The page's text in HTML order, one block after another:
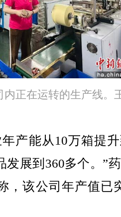
内正在运转的生产线。
能从10万箱提升
发展到360多个。”
，该公司年产值已